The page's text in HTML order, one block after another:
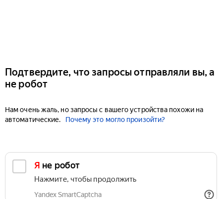
Подтвердите, что запросы отправляли вы, а
не робот
Нам очень жаль, но запросы с вашего устройства похожи на
автоматические.
Почему это могло произойти?
Я не робот
Нажмите, чтобы продолжить
Yandex SmartCaptcha